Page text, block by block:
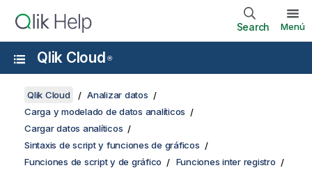
Search Menú
Qlik Cloud ®
Qlik Cloud
Analizar datos
Carga y modelado de datos analíticos
Cargar datos analíticos
Sintaxis de script y funciones de gráficos
Funciones de script y de gráfico
Funciones inter registro